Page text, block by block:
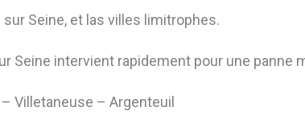
Seine, et las villes limitrophes.
Seine intervient rapidement pour une panne
Villetaneuse – Argenteuil